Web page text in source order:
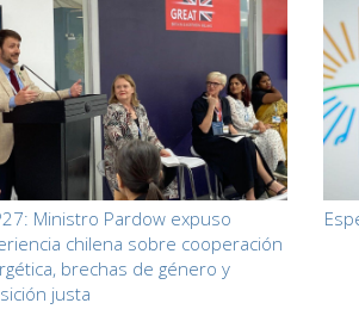
Ministro Pardow expuso
chilena sobre cooperación
brechas de género y
justa